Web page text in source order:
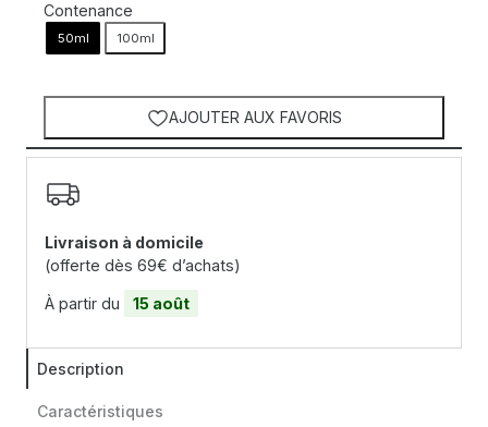
Contenance
50ml 100ml
AJOUTER AUX FAVORIS
Livraison à domicile
(offerte dès 69€ d’achats)
À partir du 15 août
Description
Caractéristiques